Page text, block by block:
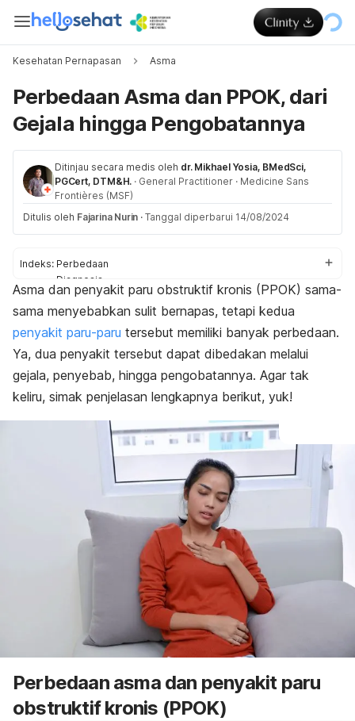
Kesehatan Pernapasan Asma
Perbedaan Asma dan PPOK, dari
Gejala hingga Pengobatannya
Ditinjau secara medis oleh dr. Mikhael Yosia, BMedSci,
PGCert, DTM&H. · General Practitioner · Medicine Sans
Frontières (MSF)
Ditulis oleh Fajarina Nurin · Tanggal diperbarui 14/08/2024
Indeks: Perbedaan
Diagnosis
Terjadi bersamaan
Asma dan penyakit paru obstruktif kronis (PPOK) sama-
sama menyebabkan sulit bernapas, tetapi kedua
penyakit paru-paru tersebut memiliki banyak perbedaan.
Ya, dua penyakit tersebut dapat dibedakan melalui
gejala, penyebab, hingga pengobatannya. Agar tak
keliru, simak penjelasan lengkapnya berikut, yuk!
Perbedaan asma dan penyakit paru
obstruktif kronis (PPOK)